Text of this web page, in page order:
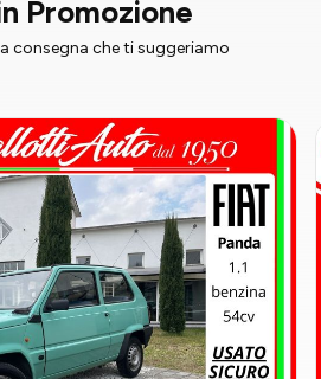
Promozione
consegna che ti suggeriamo